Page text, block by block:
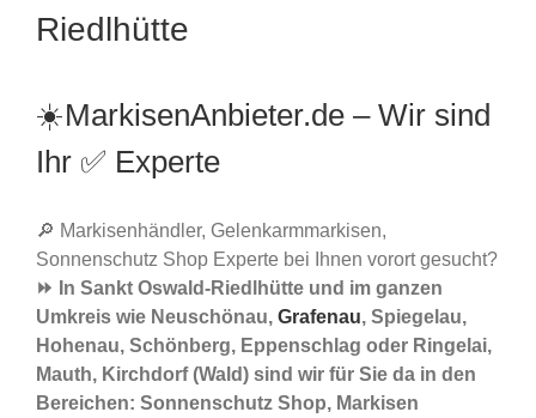
Riedlhütte
☀️MarkisenAnbieter.de – Wir sind
Ihr ✅ Experte
🔎 Markisenhändler, Gelenkarmmarkisen,
Sonnenschutz Shop Experte bei Ihnen vorort gesucht?
⏩ In Sankt Oswald-Riedlhütte und im ganzen
Umkreis wie Neuschönau, Grafenau, Spiegelau,
Hohenau, Schönberg, Eppenschlag oder Ringelai,
Mauth, Kirchdorf (Wald) sind wir für Sie da in den
Bereichen: Sonnenschutz Shop, Markisen